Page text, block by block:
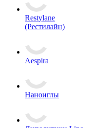
Restylane
(Рестилайн)
Aespira
Наноиглы